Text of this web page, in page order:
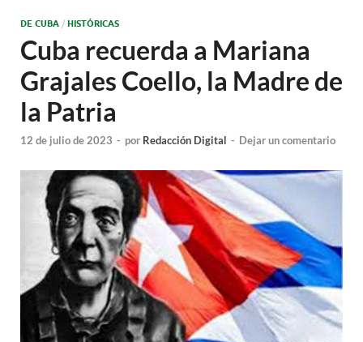
DE CUBA / HISTÓRICAS
Cuba recuerda a Mariana
Grajales Coello, la Madre de
la Patria
12 de julio de 2023 - por Redacción Digital - Dejar un comentario